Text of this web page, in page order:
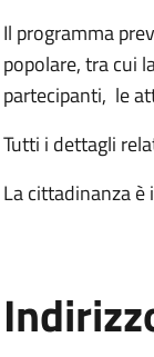
​Il programma
popolare, tra cui
partecipanti, le
​Tutti i dettagli
​La cittadinanza è